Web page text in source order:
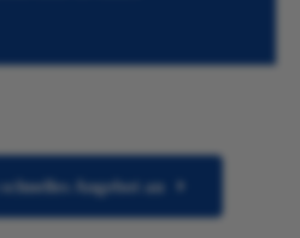
schnelles Angebot an